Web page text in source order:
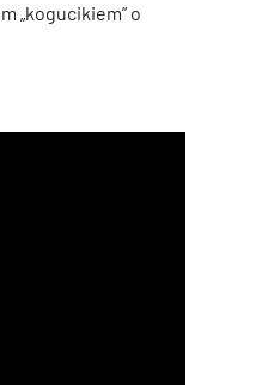
„kogucikiem” o